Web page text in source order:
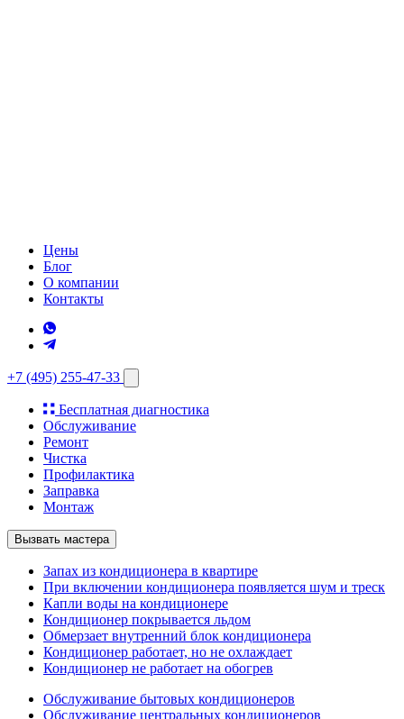
Цены
Блог
О компании
Контакты
+7 (495) 255-47-33
Бесплатная диагностика
Обслуживание
Ремонт
Чистка
Профилактика
Заправка
Монтаж
Вызвать мастера
Запах из кондиционера в квартире
При включении кондиционера появляется шум и треск
Капли воды на кондиционере
Кондиционер покрывается льдом
Обмерзает внутренний блок кондиционера
Кондиционер работает, но не охлаждает
Кондиционер не работает на обогрев
Обслуживание бытовых кондиционеров
Обслуживание центральных кондиционеров